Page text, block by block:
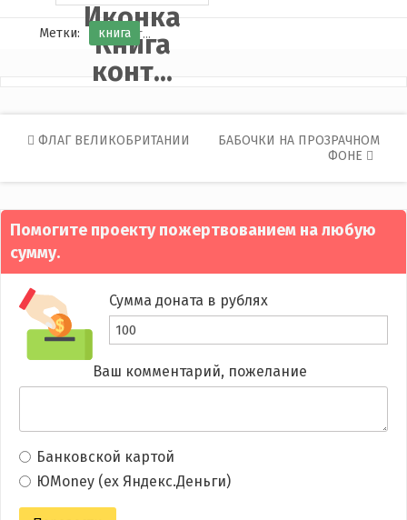
Иконка
Книга
конт...
Метки: книга
Post
ФЛАГ ВЕЛИКОБРИТАНИИ
БАБОЧКИ НА ПРОЗРАЧНОМ
ФОНЕ
Помогите проекту пожертвованием на любую
сумму.
Сумма доната в рублях
Ваш комментарий, пожелание
Банковской картой
ЮMoney (ex Яндекс.Деньги)